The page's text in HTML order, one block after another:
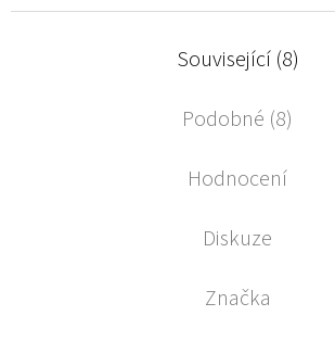
Související (8)
Podobné (8)
Hodnocení
Diskuze
Značka